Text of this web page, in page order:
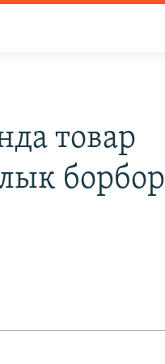
товар
борбор